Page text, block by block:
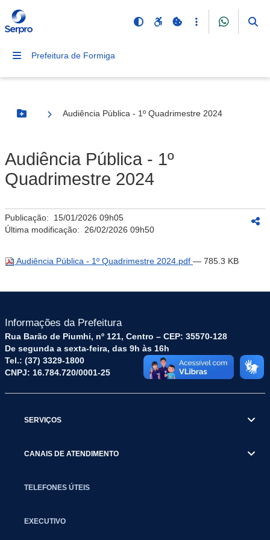
Prefeitura de Formiga
Botão Menu
Audiência Pública - 1º Quadrimestre 2024
Audiência Pública - 1º
Quadrimestre 2024
Publicação: 15/01/2026 09h05
Última modificação: 26/02/2026 09h50
Audiência Pública - 1º Quadrimestre 2024.pdf — 785.3 KB
Informações da Prefeitura
Rua Barão de Piumhi, nº 121, Centro – CEP: 35570-128
De segunda a sexta-feira, das 9h às 16h
Tel.: (37) 3329-1800
CNPJ: 16.784.720/0001-25
SERVIÇOS
CANAIS DE ATENDIMENTO
TELEFONES ÚTEIS
EXECUTIVO